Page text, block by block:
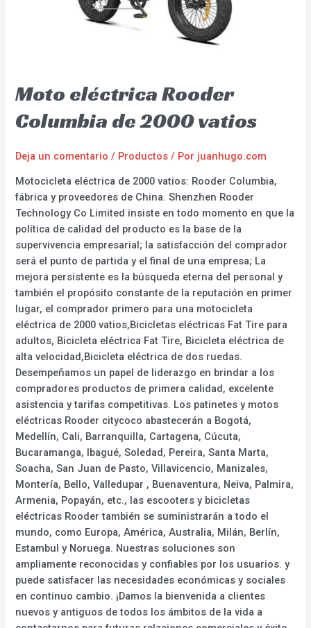
Moto eléctrica Rooder
Columbia de 2000 vatios
Deja un comentario / Productos / Por juanhugo.com
Motocicleta eléctrica de 2000 vatios: Rooder Columbia,
fábrica y proveedores de China. Shenzhen Rooder
Technology Co Limited insiste en todo momento en que la
política de calidad del producto es la base de la
supervivencia empresarial; la satisfacción del comprador
será el punto de partida y el final de una empresa; La
mejora persistente es la búsqueda eterna del personal y
también el propósito constante de la reputación en primer
lugar, el comprador primero para una motocicleta
eléctrica de 2000 vatios,Bicicletas eléctricas Fat Tire para
adultos, Bicicleta eléctrica Fat Tire, Bicicleta eléctrica de
alta velocidad,Bicicleta eléctrica de dos ruedas.
Desempeñamos un papel de liderazgo en brindar a los
compradores productos de primera calidad, excelente
asistencia y tarifas competitivas. Los patinetes y motos
eléctricas Rooder citycoco abastecerán a Bogotá,
Medellín, Cali, Barranquilla, Cartagena, Cúcuta,
Bucaramanga, Ibagué, Soledad, Pereira, Santa Marta,
Soacha, San Juan de Pasto, Villavicencio, Manizales,
Montería, Bello, Valledupar , Buenaventura, Neiva, Palmira,
Armenia, Popayán, etc., las escooters y bicicletas
eléctricas Rooder también se suministrarán a todo el
mundo, como Europa, América, Australia, Milán, Berlín,
Estambul y Noruega. Nuestras soluciones son
ampliamente reconocidas y confiables por los usuarios. y
puede satisfacer las necesidades económicas y sociales
en continuo cambio. ¡Damos la bienvenida a clientes
nuevos y antiguos de todos los ámbitos de la vida a